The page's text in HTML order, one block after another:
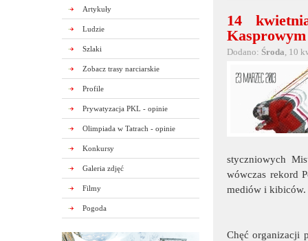
Artykuły
Ludzie
Szlaki
Zobacz trasy narciarskie
Profile
Prywatyzacja PKL - opinie
Olimpiada w Tatrach - opinie
Konkursy
Galeria zdjęć
Filmy
Pogoda
14
Dodano: Środa, 10
styczniowych
wówczas rekord
mediów i kibiców.
Chęć organizacji